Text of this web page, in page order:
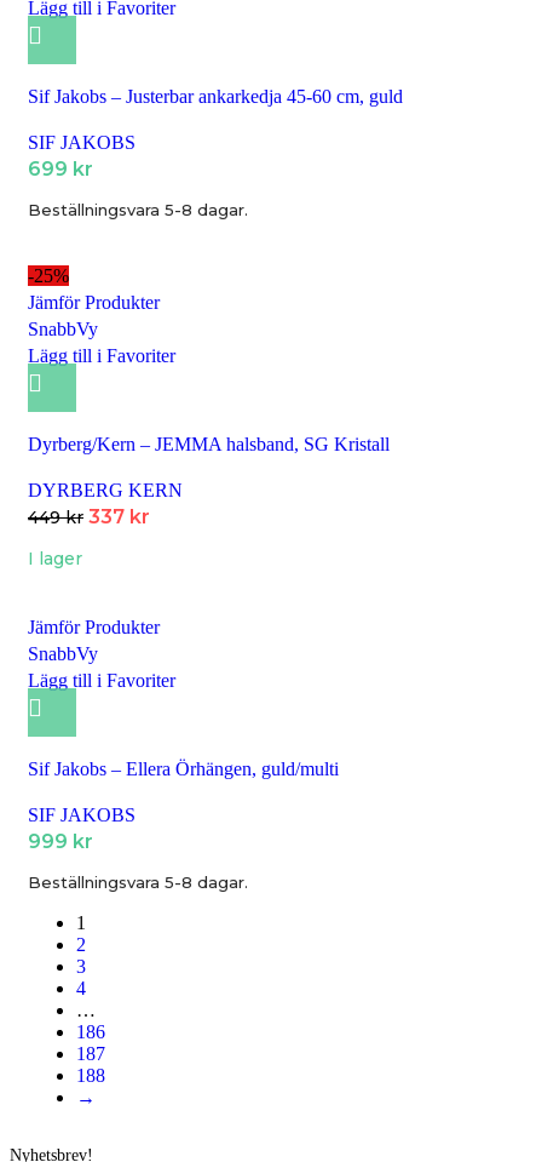
Lägg till i Favoriter
Sif Jakobs – Justerbar ankarkedja 45-60 cm, guld
SIF JAKOBS
699 kr
Beställningsvara 5-8 dagar.
-25%
Jämför Produkter
SnabbVy
Lägg till i Favoriter
Dyrberg/Kern – JEMMA halsband, SG Kristall
DYRBERG KERN
449kr 337 kr
I lager
Jämför Produkter
SnabbVy
Lägg till i Favoriter
Sif Jakobs – Ellera Örhängen, guld/multi
SIF JAKOBS
999 kr
Beställningsvara 5-8 dagar.
1
2
3
4
…
186
187
188
→
Nyhetsbrev!